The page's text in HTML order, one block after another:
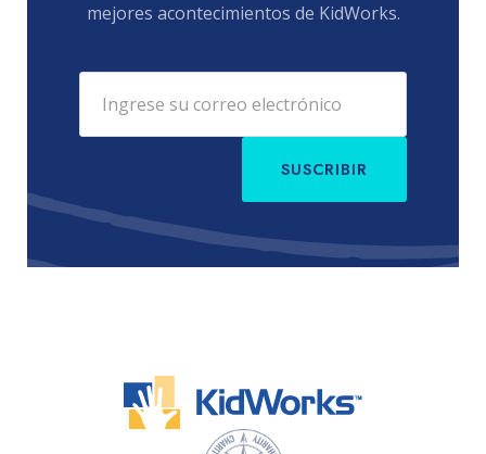
mejores acontecimientos de KidWorks.
SUSCRIBIR